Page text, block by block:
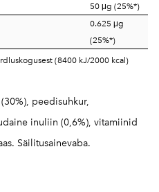
50 μg (25%*)
0.625 μg
(25%*)
(8400 kJ/2000 kcal)
peedisuhkur,
inuliin (0,6%), vitamiinid
Säilitusainevaba.